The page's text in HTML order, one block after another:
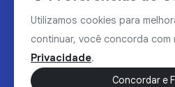
Utilizamos cookies para
continuar, você concorda com
Privacidade.
Concordar e